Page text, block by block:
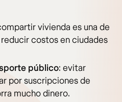
vivienda es una de
costos en ciudades
público: evitar
por suscripciones de
mucho dinero.